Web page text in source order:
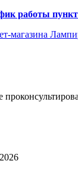
работы
магазина